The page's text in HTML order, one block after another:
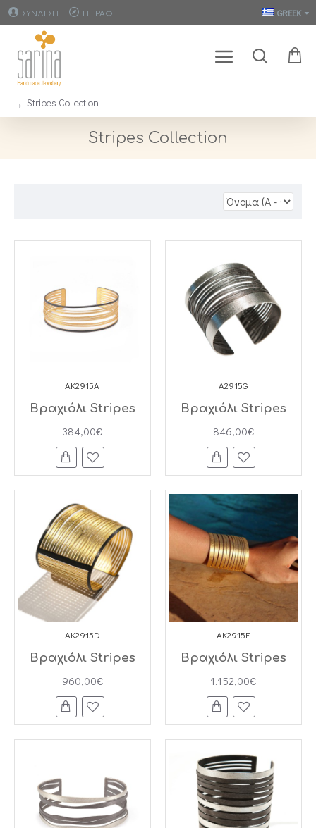
ΣΥΝΔΕΣΗ ΕΓΓΡΑΦΗ GREEK
Stripes Collection
Stripes Collection
AK2915A
Βραχιόλι Stripes
384,00€
A2915G
Βραχιόλι Stripes
846,00€
AK2915D
Βραχιόλι Stripes
960,00€
AK2915E
Βραχιόλι Stripes
1.152,00€